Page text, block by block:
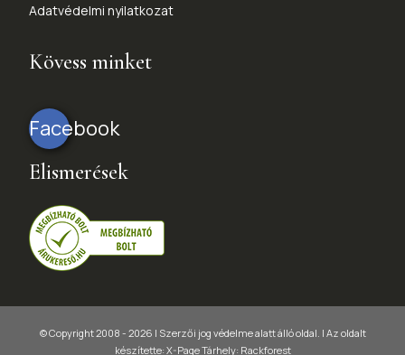
Adatvédelmi nyilatkozat
Kövess minket
Facebook
Elismerések
© Copyright 2008 - 2026 | Szerzői jog védelme alatt álló oldal. | Az oldalt
készítette: X-PageTárhely: Rackforest